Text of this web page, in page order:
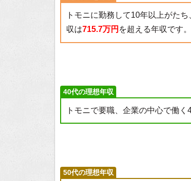
トモニに勤務して10年以上がた
収は715.7万円 を超える年収です。
40代の理想年収
トモニで要職、企業の中心で働
50代の理想年収